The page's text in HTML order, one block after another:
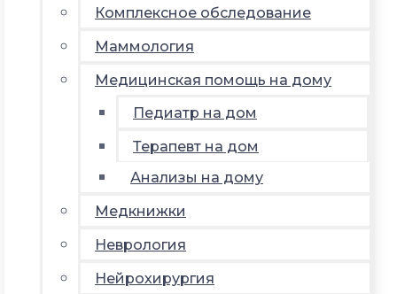
Комплексное обследование
Маммология
Медицинская помощь на дому
Педиатр на дом
Терапевт на дом
Анализы на дому
Медкнижки
Неврология
Нейрохирургия